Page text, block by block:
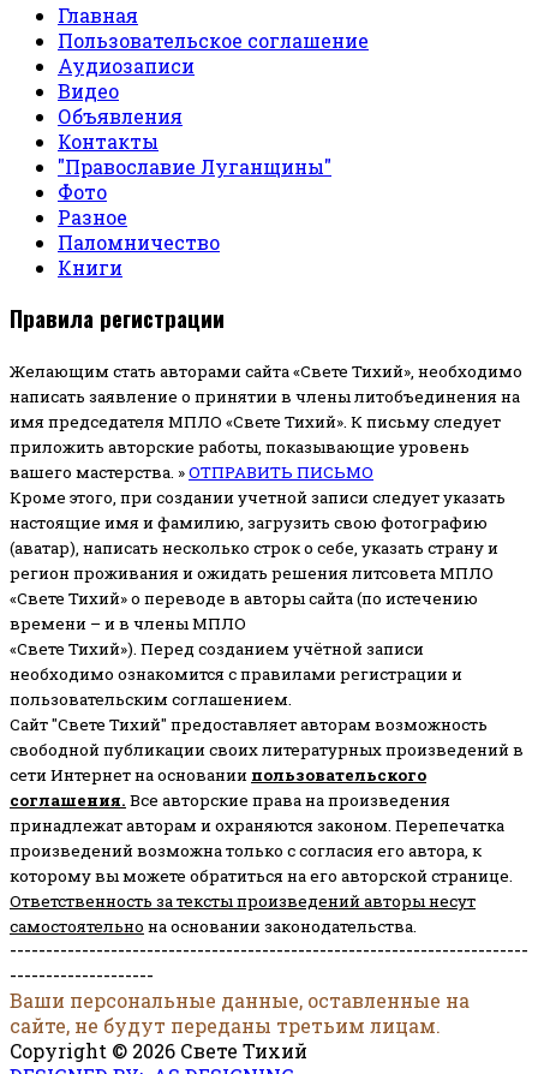
Главная
Пользовательское соглашение
Аудиозаписи
Видео
Объявления
Контакты
"Православие Луганщины"
Фото
Разное
Паломничество
Книги
Правила регистрации
Желающим стать авторами сайта «Свете Тихий», необходимо
написать заявление о принятии в члены литобъединения на
имя председателя МПЛО «Свете Тихий». К письму следует
приложить авторские работы, показывающие уровень
вашего мастерства. »ОТПРАВИТЬ ПИСЬМО
Кроме этого, при создании учетной записи следует указать
настоящие имя и фамилию, загрузить свою фотографию
(аватар), написать несколько строк о себе, указать страну и
регион проживания и ожидать решения литсовета МПЛО
«Свете Тихий» о переводе в авторы сайта (по истечению
времени – и в члены МПЛО
«Свете Тихий»). Перед созданием учётной записи
необходимо ознакомится с правилами регистрации и
пользовательским соглашением.
Сайт "Свете Тихий" предоставляет авторам возможность
свободной публикации своих литературных произведений в
сети Интернет на основании пользовательского
соглашения. Все авторские права на произведения
принадлежат авторам и охраняются законом. Перепечатка
произведений возможна только с согласия его автора, к
которому вы можете обратиться на его авторской странице.
Ответственность за тексты произведений авторы несут
самостоятельно на основании законодательства.
------------------------------------------------------------------------
--------------------
Ваши персональные данные, оставленные на
сайте, не будут переданы третьим лицам.
Copyright © 2026 Свете Тихий